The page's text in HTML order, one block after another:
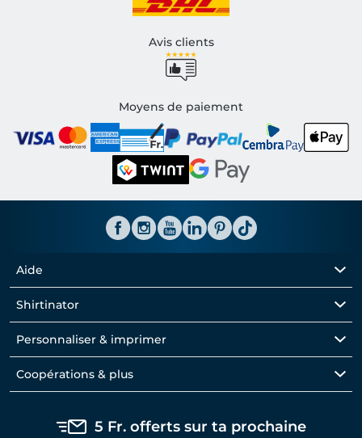
Avis clients
Moyens de paiement
Aide
Shirtinator
Personnaliser & imprimer
Coopérations & plus
5 Fr. offerts sur ta prochaine